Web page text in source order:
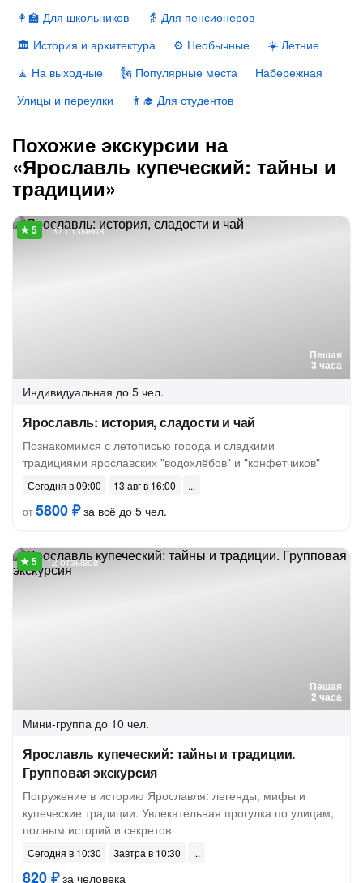
👩‍🏫 Для школьников
👵 Для пенсионеров
🏛 История и архитектура
⚙️ Необычные
☀️ Летние
🧘 На выходные
🗽 Популярные места
Набережная
Улицы и переулки
👨‍🎓 Для студентов
Похожие экскурсии на
«Ярославль купеческий: тайны и
традиции»
Пешая
3 часа
137 отзывов
Индивидуальная до 5 чел.
Ярославль: история, сладости и чай
Познакомимся с летописью города и сладкими
традициями ярославских "водохлёбов" и "конфетчиков"
Сегодня в 09:00
13 авг в 16:00
от5800 ₽за всё до 5 чел.
Пешая
2 часа
12 отзывов
Мини-группа до 10 чел.
Ярославль купеческий: тайны и традиции.
Групповая экскурсия
Погружение в историю Ярославля: легенды, мифы и
купеческие традиции. Увлекательная прогулка по улицам,
полным историй и секретов
Сегодня в 10:30 Завтра в 10:30
820 ₽за человека